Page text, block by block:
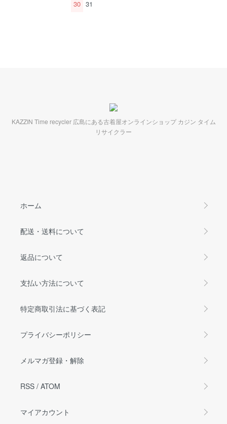
30 31
KAZZIN Time recycler 広島にある古着屋オンラインショップ カジン タイム
リサイクラー
ホーム
配送・送料について
返品について
支払い方法について
特定商取引法に基づく表記
プライバシーポリシー
メルマガ登録・解除
RSS / ATOM
マイアカウント